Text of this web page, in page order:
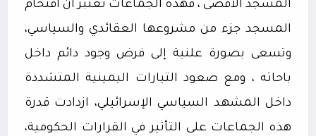
المسجد الأقصى ، فهذه الجماعات تعتبر أن اقتحام
المسجد جزء من مشروعها العقائدي والسياسي،
وتسعى بصورة علنية إلى فرض وجود دائم داخل
باحاته ، ومع صعود التيارات اليمينية المتشددة
داخل المشهد السياسي الإسرائيلي، ازدادت قدرة
هذه الجماعات على التأثير في القرارات الحكومية،